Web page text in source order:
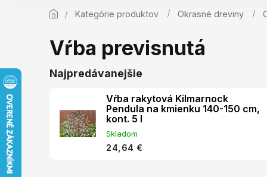
Kategórie produktov Okrasné dreviny
Vŕba previsnutá
Najpredávanejšie
Vŕba rakytová Kilmarnock
Pendula na kmienku 140-150 cm,
kont. 5 l
Skladom
24,64 €